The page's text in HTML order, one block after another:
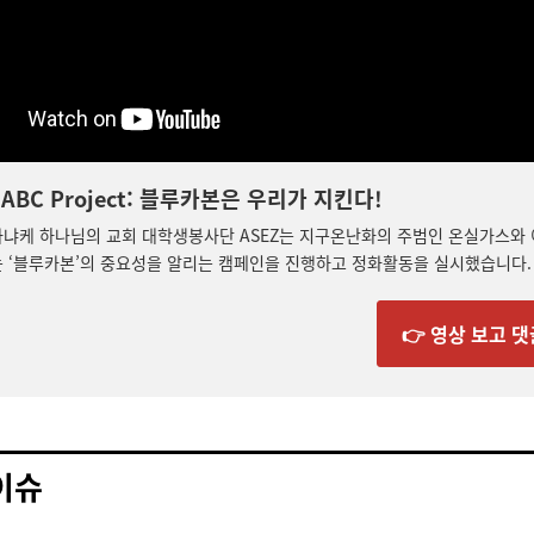
Project: 블루카본은 우리가 지킨다!
케 하나님의 교회 대학생봉사단 ASEZ는 지구온난화의 주범인 온실가스와
‘블루카본’의 중요성을 알리는 캠페인을 진행하고 정화활동을 실시했습니다.
👉 영상 보고 댓
슈